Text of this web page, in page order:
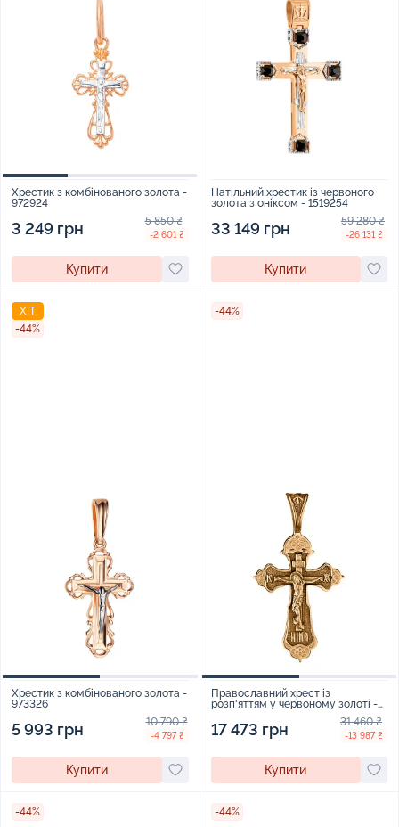
Хрестик з комбінованого золота -
972924
3 249 грн 5 850 ₴
-2 601 ₴
Купити
Натільний хрестик із червоного
золота з оніксом - 1519254
33 149 грн 59 280 ₴
-26 131 ₴
Купити
ХІТ
-44%
Хрестик з комбінованого золота -
973326
5 993 грн 10 790 ₴
-4 797 ₴
Купити
-44%
Православний хрест із
розп'яттям у червоному золоті -
17 473 грн 31 460 ₴
-13 987 ₴
Купити
-44% -44%